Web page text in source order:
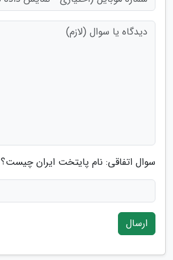
سوال اتفاقی: نام پایتخت ایران چیست؟
ارسال